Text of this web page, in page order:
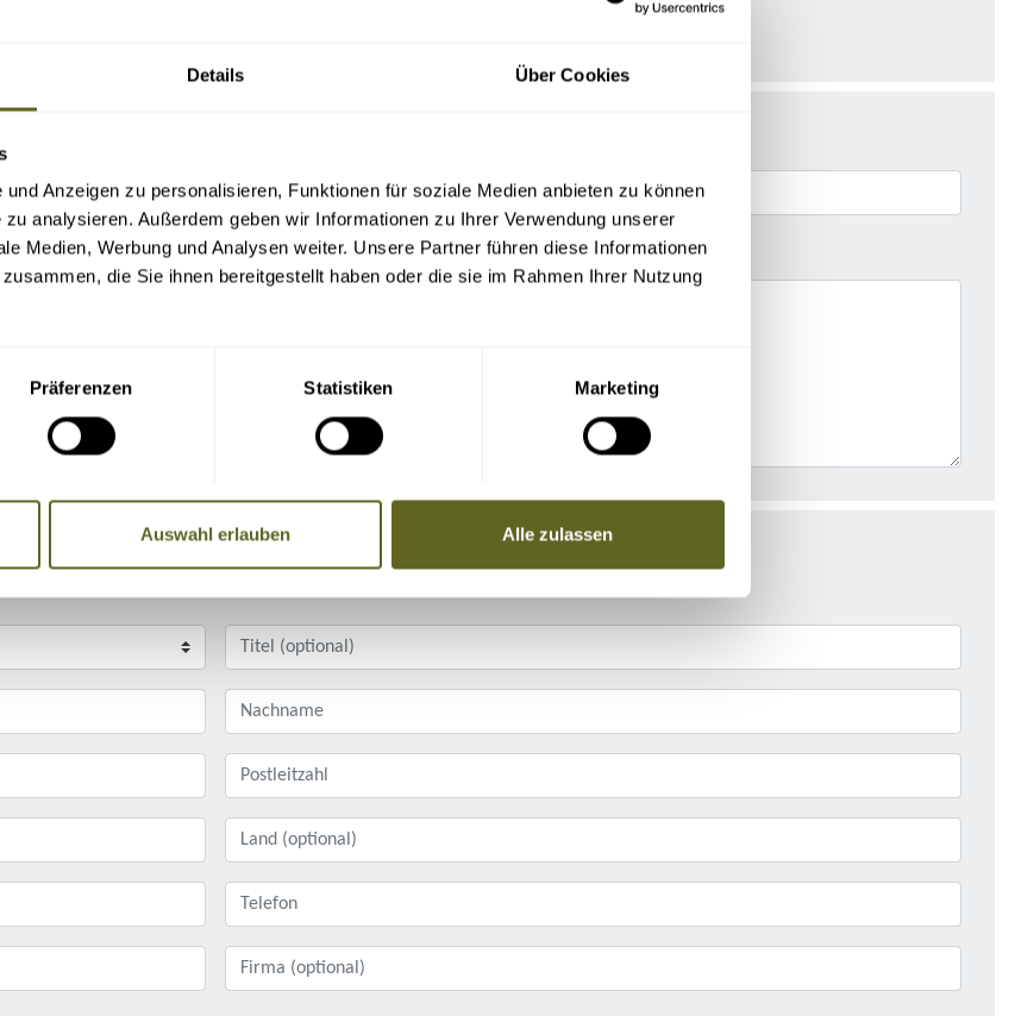
Details Über Cookies
Anzeigen zu personalisieren, Funktionen für soziale Medien anbieten zu können
analysieren. Außerdem geben wir Informationen zu Ihrer Verwendung unserer
Medien, Werbung und Analysen weiter. Unsere Partner führen diese Informationen
die Sie ihnen bereitgestellt haben oder die sie im Rahmen Ihrer Nutzung
Präferenzen Statistiken Marketing
Auswahl erlauben Alle zulassen